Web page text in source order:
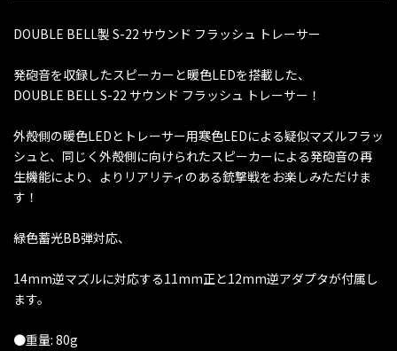
DOUBLE BELL製 S-22 サウンド フラッシュ トレーサー
発砲音を収録したスピーカーと暖色LEDを搭載した、
DOUBLE BELL S-22 サウンド フラッシュ トレーサー！
外殻側の暖色LEDとトレーサー用寒色LEDによる疑似マズルフラッ
シュと、同じく外殻側に向けられたスピーカーによる発砲音の再
生機能により、よりリアリティのある銃撃戦をお楽しみただけま
す！
緑色蓄光BB弾対応、
14mm逆マズルに対応する11mm正と12mm逆アダプタが付属し
ます。
●重量: 80g